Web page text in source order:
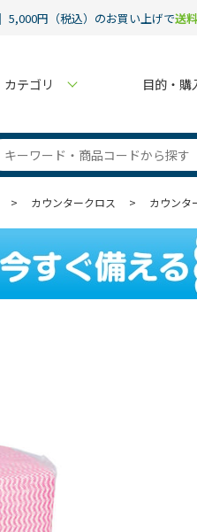
5,000円（税込）のお買い上げで送
カテゴリ 目的・購
> カウンタークロス > カウンタ